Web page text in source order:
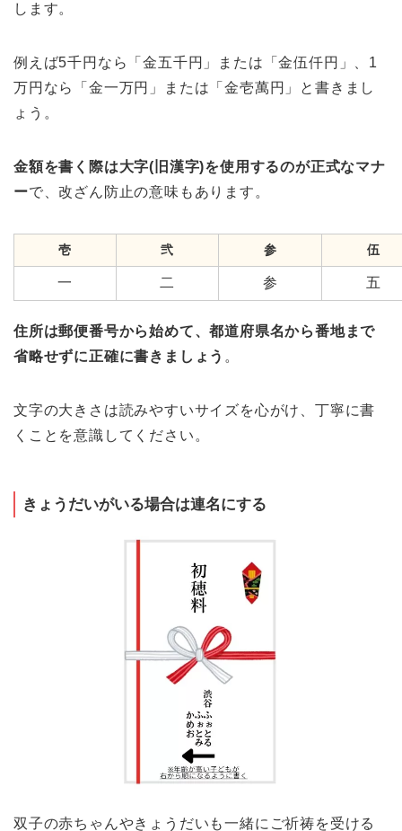
します。
例えば5千円なら「金五千円」または「金伍仟円」、1
万円なら「金一万円」または「金壱萬円」と書きまし
ょう。
金額を書く際は大字(旧漢字)を使用するのが正式なマナ
ーで、改ざん防止の意味もあります。
壱 弐 参 伍
一 二 参 五
住所は郵便番号から始めて、都道府県名から番地まで
省略せずに正確に書きましょう 。
文字の大きさは読みやすいサイズを心がけ、丁寧に書
くことを意識してください。
きょうだいがいる場合は連名にする
双子の赤ちゃんやきょうだいも一緒にご祈祷を受ける